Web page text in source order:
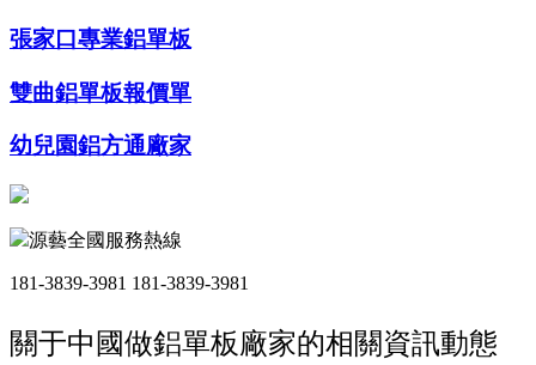
張家口專業鋁單板
雙曲鋁單板報價單
幼兒園鋁方通廠家
源藝全國服務熱線
181-3839-3981 181-3839-3981
關于中國做鋁單板廠家的相關資訊動態